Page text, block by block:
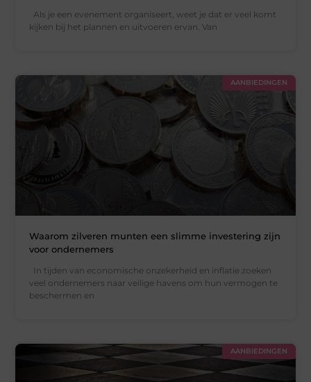
Als je een evenement organiseert, weet je dat er veel komt
kijken bij het plannen en uitvoeren ervan. Van
AANBIEDINGEN
Waarom zilveren munten een slimme investering zijn
voor ondernemers
In tijden van economische onzekerheid en inflatie zoeken
veel ondernemers naar veilige havens om hun vermogen te
beschermen en
AANBIEDINGEN